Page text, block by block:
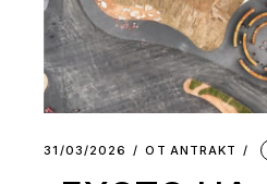
31/03/2026 ОТ АNTRAKT